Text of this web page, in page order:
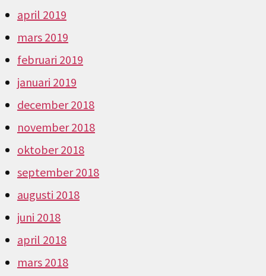
april 2019
mars 2019
februari 2019
januari 2019
december 2018
november 2018
oktober 2018
september 2018
augusti 2018
juni 2018
april 2018
mars 2018